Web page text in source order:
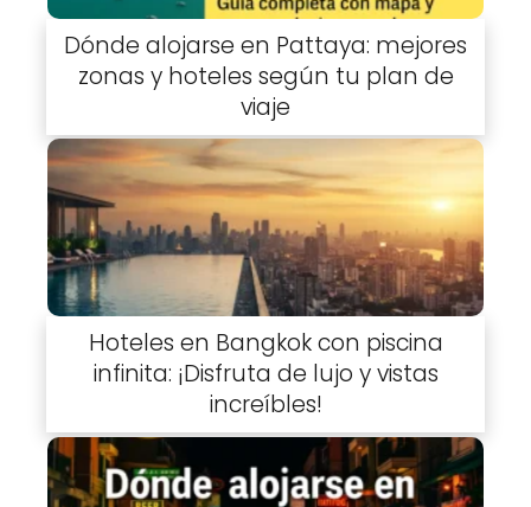
Dónde alojarse en Pattaya: mejores
zonas y hoteles según tu plan de
viaje
Hoteles en Bangkok con piscina
infinita: ¡Disfruta de lujo y vistas
increíbles!